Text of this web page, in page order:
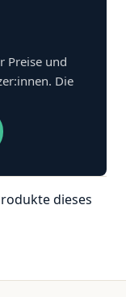
Preise und
Die
dieses